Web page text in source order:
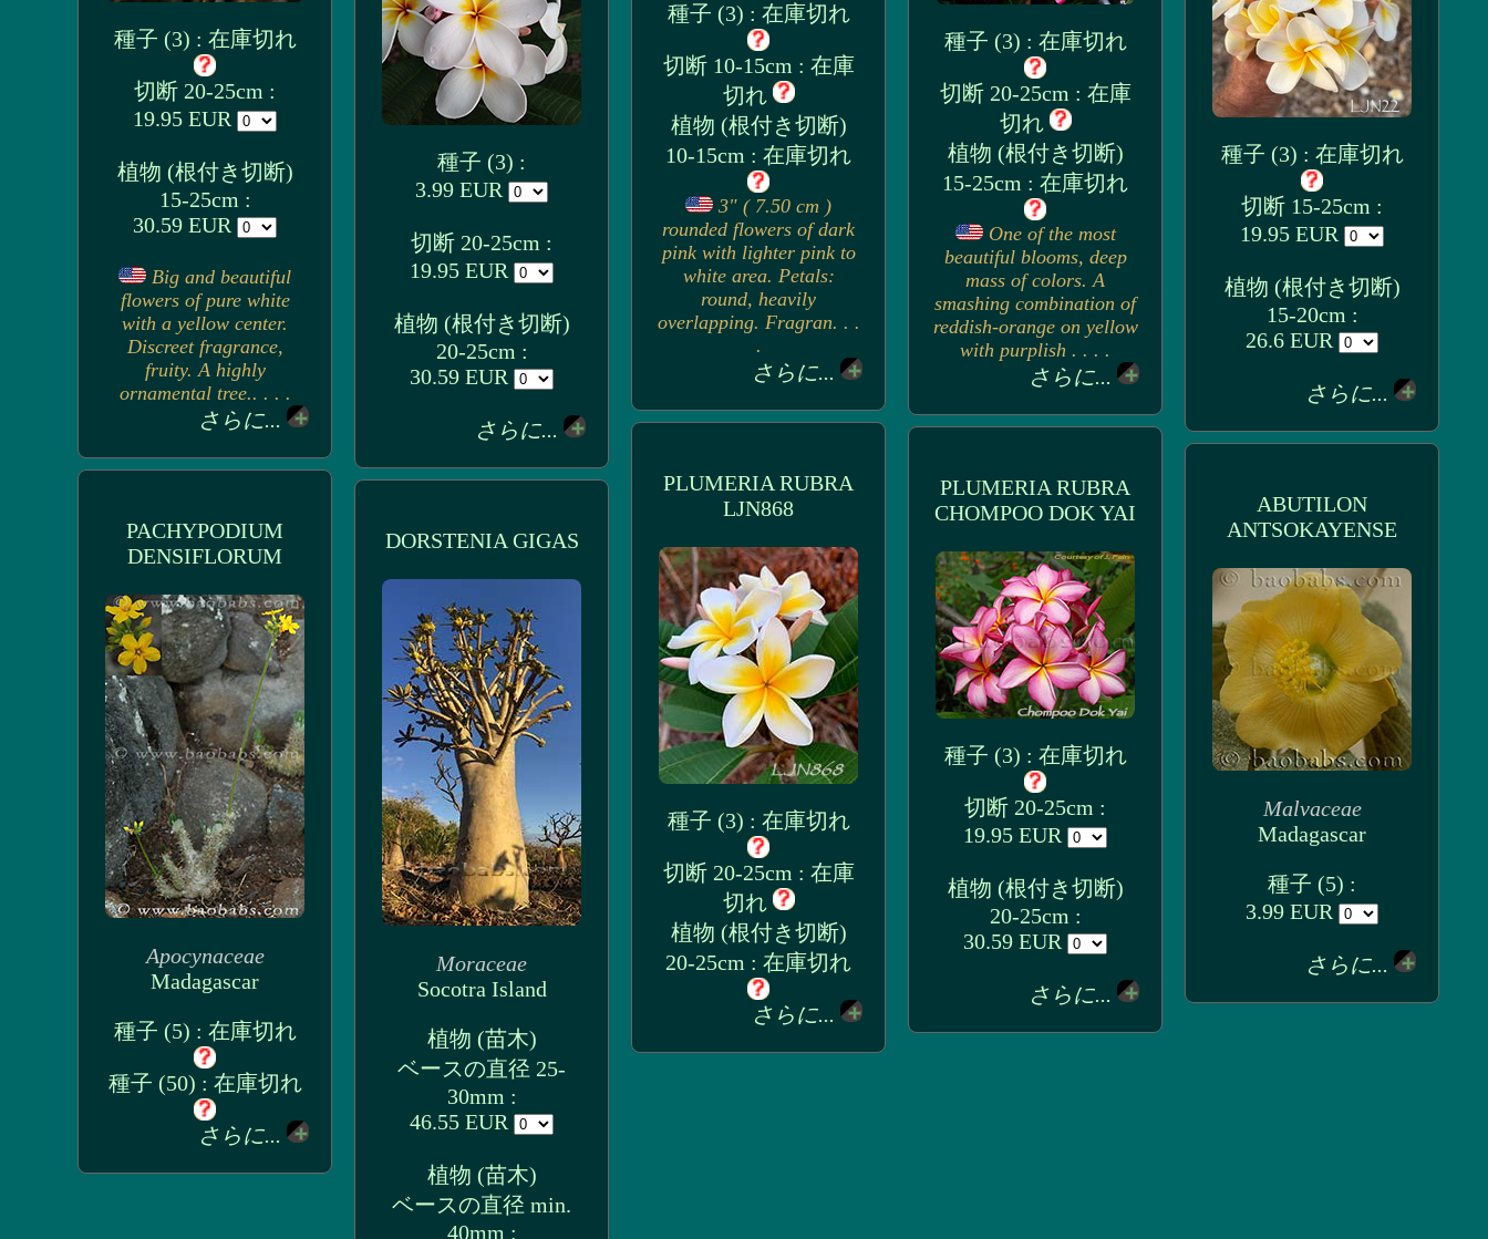
種子 (3) : 在庫切れ
切断 10-15cm : 在庫
切れ
植物 (根付き切断)
10-15cm : 在庫切れ
3" ( 7.50 cm )
rounded flowers of dark
pink with lighter pink to
white area. Petals:
round, heavily
overlapping. Fragran. . .
.
さらに...
種子 (3) : 在庫切れ
切断 20-25cm : 在庫
切れ
植物 (根付き切断)
15-25cm : 在庫切れ
One of the most
beautiful blooms, deep
mass of colors. A
smashing combination of
reddish-orange on yellow
with purplish . . . .
さらに...
種子 (3) : 在庫切れ
切断 20-25cm :
19.95 EUR
植物 (根付き切断)
15-25cm :
30.59 EUR
Big and beautiful
flowers of pure white
with a yellow center.
Discreet fragrance,
fruity. A highly
ornamental tree.. . . .
さらに...
種子 (3) :
3.99 EUR
切断 20-25cm :
19.95 EUR
植物 (根付き切断)
20-25cm :
30.59 EUR
さらに...
種子 (3) : 在庫切れ
切断 15-25cm :
19.95 EUR
植物 (根付き切断)
15-20cm :
26.6 EUR
さらに...
PLUMERIA RUBRA
LJN868
種子 (3) : 在庫切れ
切断 20-25cm : 在庫
切れ
植物 (根付き切断)
20-25cm : 在庫切れ
さらに...
PLUMERIA RUBRA
CHOMPOO DOK YAI
種子 (3) : 在庫切れ
切断 20-25cm :
19.95 EUR
植物 (根付き切断)
20-25cm :
30.59 EUR
さらに...
ABUTILON
ANTSOKAYENSE
Malvaceae
Madagascar
種子 (5) :
3.99 EUR
さらに...
PACHYPODIUM
DENSIFLORUM
Apocynaceae
Madagascar
種子 (5) : 在庫切れ
種子 (50) : 在庫切れ
さらに...
DORSTENIA GIGAS
Moraceae
Socotra Island
植物 (苗木)
ベースの直径 25-
30mm :
46.55 EUR
植物 (苗木)
ベースの直径 min.
40mm :